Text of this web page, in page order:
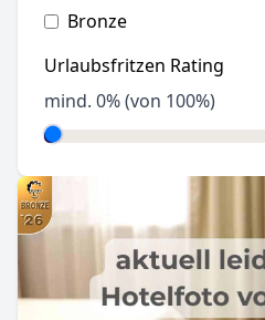
Bronze
Urlaubsfritzen Rating
mind. 0% (von 100%)